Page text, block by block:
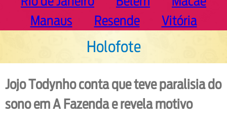
Manaus
Resende Vitória
Holofote
Jojo Todynho conta que teve paralisia do
sono em A Fazenda e revela motivo